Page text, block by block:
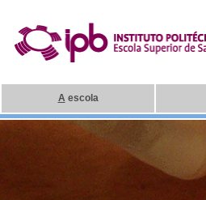
A escola